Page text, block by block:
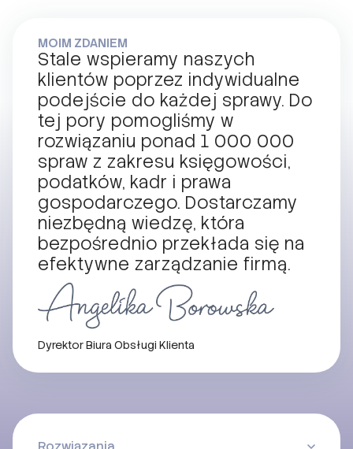
MOIM ZDANIEM
Stale wspieramy naszych
klientów poprzez indywidualne
podejście do każdej sprawy. Do
tej pory pomogliśmy w
rozwiązaniu ponad 1 000 000
spraw z zakresu księgowości,
podatków, kadr i prawa
gospodarczego. Dostarczamy
niezbędną wiedzę, która
bezpośrednio przekłada się na
efektywne zarządzanie firmą.
Dyrektor Biura Obsługi Klienta